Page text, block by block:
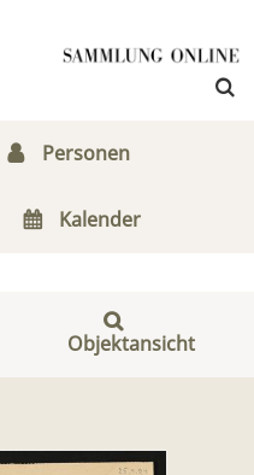
Personen
Kalender
Objektansicht